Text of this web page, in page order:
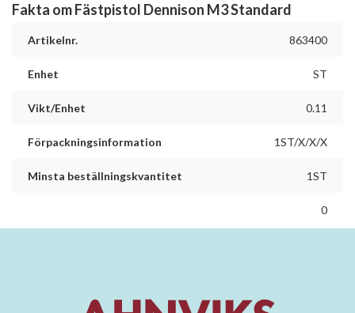
Fakta om Fästpistol Dennison M3 Standard
Artikelnr. 863400
Enhet ST
Vikt/Enhet 0.11
Förpackningsinformation 1ST/X/X/X
Minsta beställningskvantitet 1ST
0